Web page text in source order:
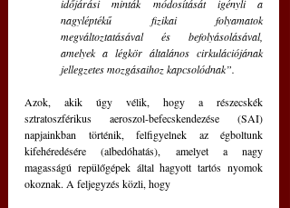
időjárási minták módosítását igényli a
nagyléptékű fizikai folyamatok
megváltoztatásával és befolyásolásával,
amelyek a légkör általános cirkulációjának
jellegzetes mozgásaihoz kapcsolódnak”.
Azok, akik úgy vélik, hogy a részecskék
sztratoszférikus aeroszol-befecskendezése (SAI)
napjainkban történik, felfigyelnek az égboltunk
kifehéredésére (albedóhatás), amelyet a nagy
magasságú repülőgépek által hagyott tartós nyomok
okoznak. A feljegyzés közli, hogy